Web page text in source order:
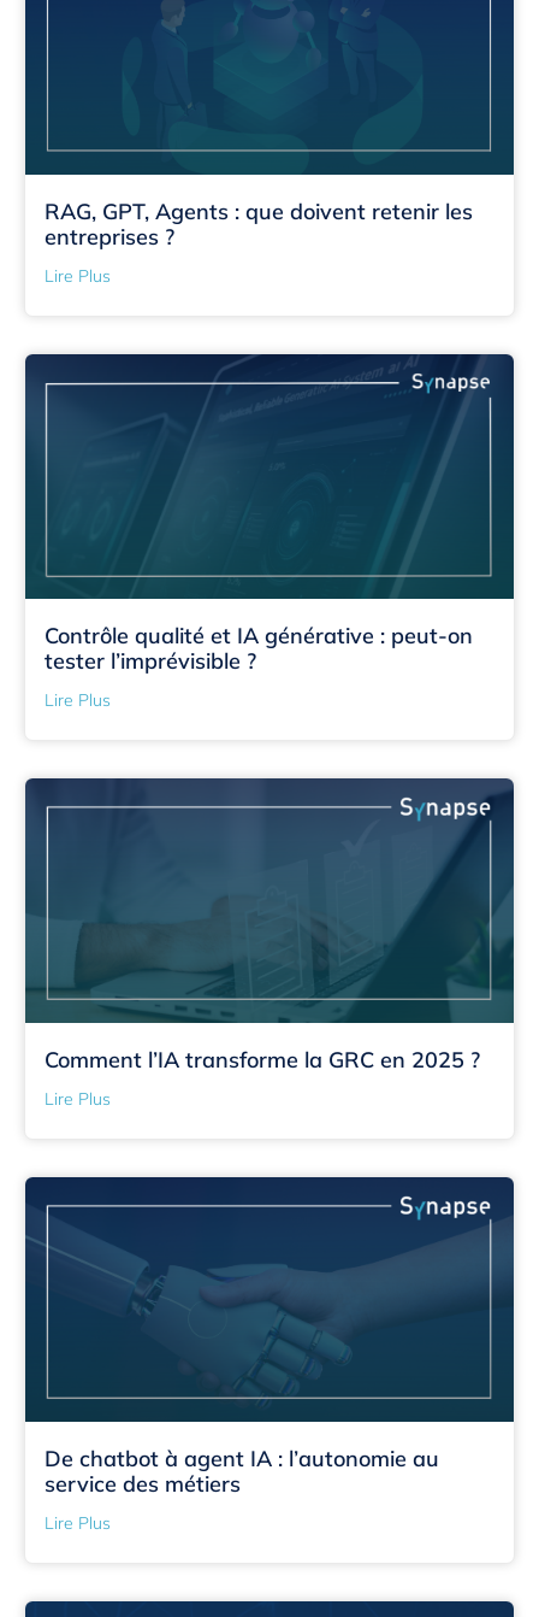
RAG, GPT, Agents : que doivent retenir les
entreprises ?
Lire Plus
Contrôle qualité et IA générative : peut-on
tester l’imprévisible ?
Lire Plus
Comment l’IA transforme la GRC en 2025 ?
Lire Plus
De chatbot à agent IA : l’autonomie au
service des métiers
Lire Plus